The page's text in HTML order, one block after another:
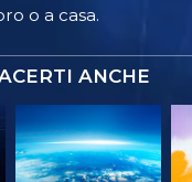
o a casa.
ANCHE